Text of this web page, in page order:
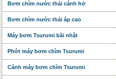
Bơm chìm nước thải cánh hở
Bơm chìm nước thải áp cao
Máy bơm Tsurumi bãi nhật
Phớt máy bơm chìm Tsurumi
Cánh máy bơm chìm Tsurumi